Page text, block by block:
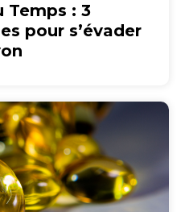
Temps : 3
pour s’évader